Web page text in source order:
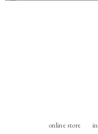
online store